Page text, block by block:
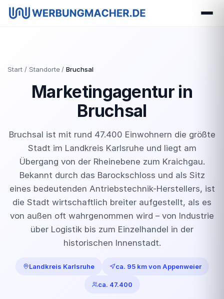
Start Standorte Bruchsal
Marketingagentur in
Bruchsal
Bruchsal ist mit rund 47.400 Einwohnern die größte
Stadt im Landkreis Karlsruhe und liegt am
Übergang von der Rheinebene zum Kraichgau.
Bekannt durch das Barockschloss und als Sitz
eines bedeutenden Antriebstechnik-Herstellers, ist
die Stadt wirtschaftlich breiter aufgestellt, als es
von außen oft wahrgenommen wird – von Industrie
über Logistik bis zum Einzelhandel in der
historischen Innenstadt.
Landkreis Karlsruhe ca. 95 km von Appenweier
ca. 47.400